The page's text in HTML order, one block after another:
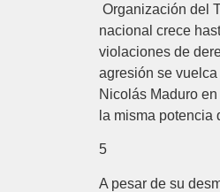
Organización del
nacional crece
violaciones de
agresión se
Nicolás Maduro
la misma potencia
5
A pesar de su